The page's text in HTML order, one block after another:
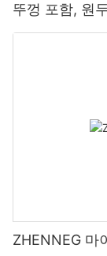
뚜껑 포함, 원
ZHENNEG 마